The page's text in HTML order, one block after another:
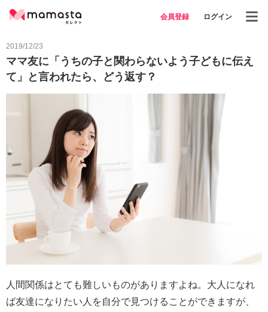
会員登録 ログイン
2019/12/23
ママ友に「うちの子と関わらないよう子どもに伝え
て」と言われたら、どう返す？
人間関係はとても難しいものがありますよね。大人になれ
ば友達になりたい人を自分で見つけることができますが、